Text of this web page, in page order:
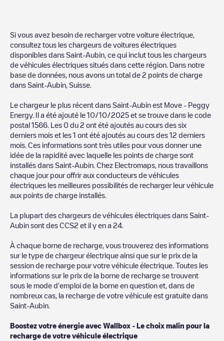
Si vous avez besoin de recharger votre voiture électrique,
consultez tous les chargeurs de voitures électriques
disponibles dans Saint-Aubin , ce qui inclut tous les chargeurs
de véhicules électriques situés dans cette région. Dans notre
base de données, nous avons un total de 2 points de charge
dans Saint-Aubin Suisse
Le chargeur le plus récent dans Saint-Aubin est Move - Peggy
Energy. Il a été ajouté le 10/10/2025 et se trouve dans le code
postal 1566 . Les 0 du 2 ont été ajoutés au cours des six
derniers mois et les 1 ont été ajoutés au cours des 12 derniers
mois. Ces informations sont très utiles pour vous donner une
idée de la rapidité avec laquelle les points de charge sont
installés dans Saint-Aubin . Chez Electromaps, nous travaillons
chaque jour pour offrir aux conducteurs de véhicules
électriques les meilleures possibilités de recharger leur véhicule
aux points de charge installés.
La plupart des chargeurs de véhicules électriques dans Saint-
Aubin sont des CCS2 et il y en a 24
À chaque borne de recharge, vous trouverez des informations
sur le type de chargeur électrique ainsi que sur le prix de la
session de recharge pour votre véhicule électrique. Toutes les
informations sur le prix de la borne de recharge se trouvent
sous le mode d'emploi de la borne en question et, dans de
nombreux cas, la recharge de votre véhicule est gratuite dans
Saint-Aubin
Boostez votre énergie avec Wallbox - Le choix malin pour la
recharge de votre véhicule électrique